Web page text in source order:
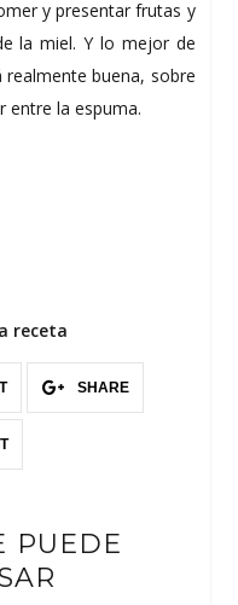
y presentar frutas y
la miel. Y lo mejor de
buena, sobre
entre la espuma.
receta
SHARE
PUEDE